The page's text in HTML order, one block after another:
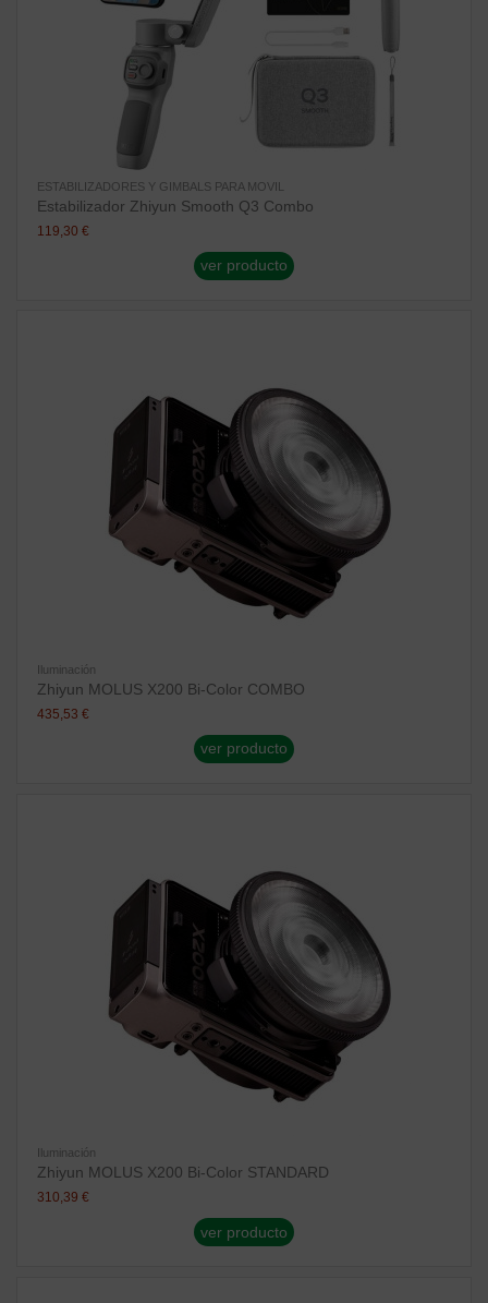
ESTABILIZADORES Y GIMBALS PARA MOVIL
Estabilizador Zhiyun Smooth Q3 Combo
119,30 €
ver producto
Iluminación
Zhiyun MOLUS X200 Bi-Color COMBO
435,53 €
ver producto
Iluminación
Zhiyun MOLUS X200 Bi-Color STANDARD
310,39 €
ver producto